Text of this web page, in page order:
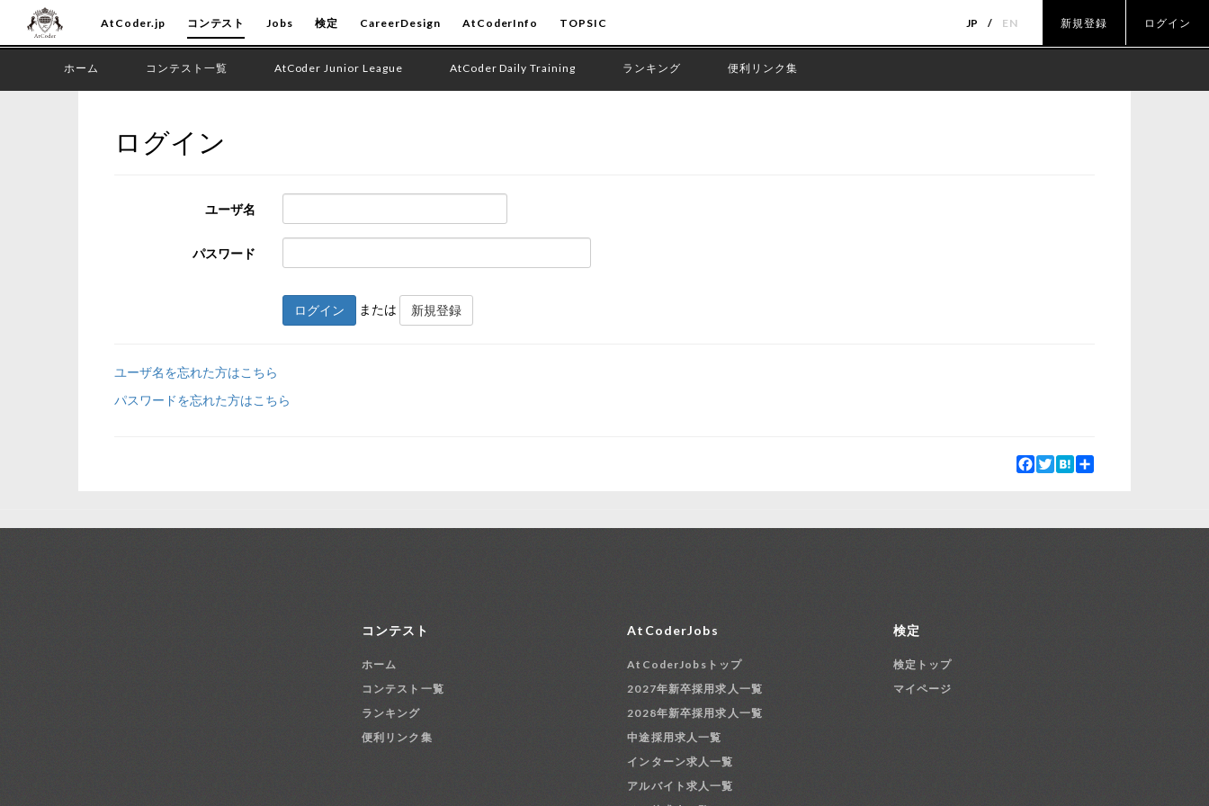
AtCoder.jp コンテスト Jobs 検定 CareerDesign AtCoderInfo TOPSIC JP EN 新規登録 ログイン
ホーム コンテスト一覧 AtCoder Junior League AtCoder Daily Training ランキング 便利リンク集
ログイン
ユーザ名
パスワード
ログイン または 新規登録
ユーザ名を忘れた方はこちら
パスワードを忘れた方はこちら
Facebook
Twitter
Hatena
コンテスト
ホーム
コンテスト一覧
ランキング
便利リンク集
AtCoderJobs
AtCoderJobsトップ
2027年新卒採用求人一覧
2028年新卒採用求人一覧
中途採用求人一覧
インターン求人一覧
アルバイト求人一覧
検定
検定トップ
マイページ